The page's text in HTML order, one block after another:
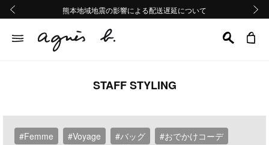
熊本地域地震の影響による配送遅延について
Summer Sale 2buy10%OFF!!
熊本地域地震の影響による配送遅延について
Summer Sale 2buy10%OFF!!
STAFF STYLING
#Femme #Voyage #バッグ
#おでかけコーデ